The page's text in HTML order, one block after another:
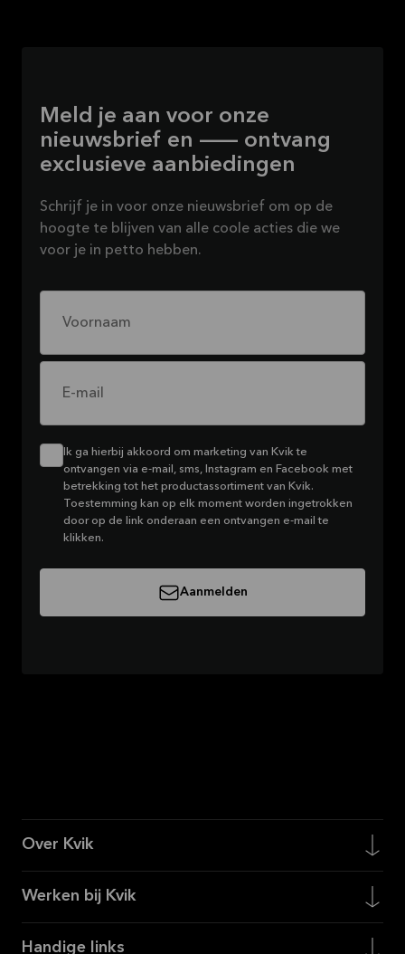
Meld je aan voor onze
nieuwsbrief en — ontvang
exclusieve aanbiedingen
Schrijf je in voor onze nieuwsbrief om op de
hoogte te blijven van alle coole acties die we
voor je in petto hebben.
Voornaam
E-mail
Ik ga hierbij akkoord om marketing van Kvik te
ontvangen via e-mail, sms, Instagram en Facebook met
betrekking tot het productassortiment van Kvik.
Toestemming kan op elk moment worden ingetrokken
door op de link onderaan een ontvangen e-mail te
klikken.
Aanmelden
Over Kvik
Werken bij Kvik
Handige links